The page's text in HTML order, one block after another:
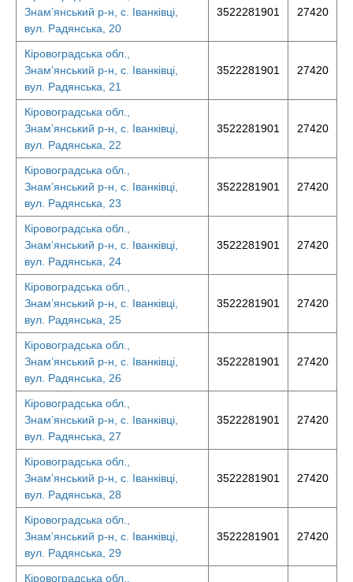
Знам’янський р-н, с. Іванківці,
вул. Радянська, 20
3522281901 27420
Кіровоградська обл.,
Знам’янський р-н, с. Іванківці,
вул. Радянська, 21
3522281901 27420
Кіровоградська обл.,
Знам’янський р-н, с. Іванківці,
вул. Радянська, 22
3522281901 27420
Кіровоградська обл.,
Знам’янський р-н, с. Іванківці,
вул. Радянська, 23
3522281901 27420
Кіровоградська обл.,
Знам’янський р-н, с. Іванківці,
вул. Радянська, 24
3522281901 27420
Кіровоградська обл.,
Знам’янський р-н, с. Іванківці,
вул. Радянська, 25
3522281901 27420
Кіровоградська обл.,
Знам’янський р-н, с. Іванківці,
вул. Радянська, 26
3522281901 27420
Кіровоградська обл.,
Знам’янський р-н, с. Іванківці,
вул. Радянська, 27
3522281901 27420
Кіровоградська обл.,
Знам’янський р-н, с. Іванківці,
вул. Радянська, 28
3522281901 27420
Кіровоградська обл.,
Знам’янський р-н, с. Іванківці,
вул. Радянська, 29
3522281901 27420
Кіровоградська обл.,